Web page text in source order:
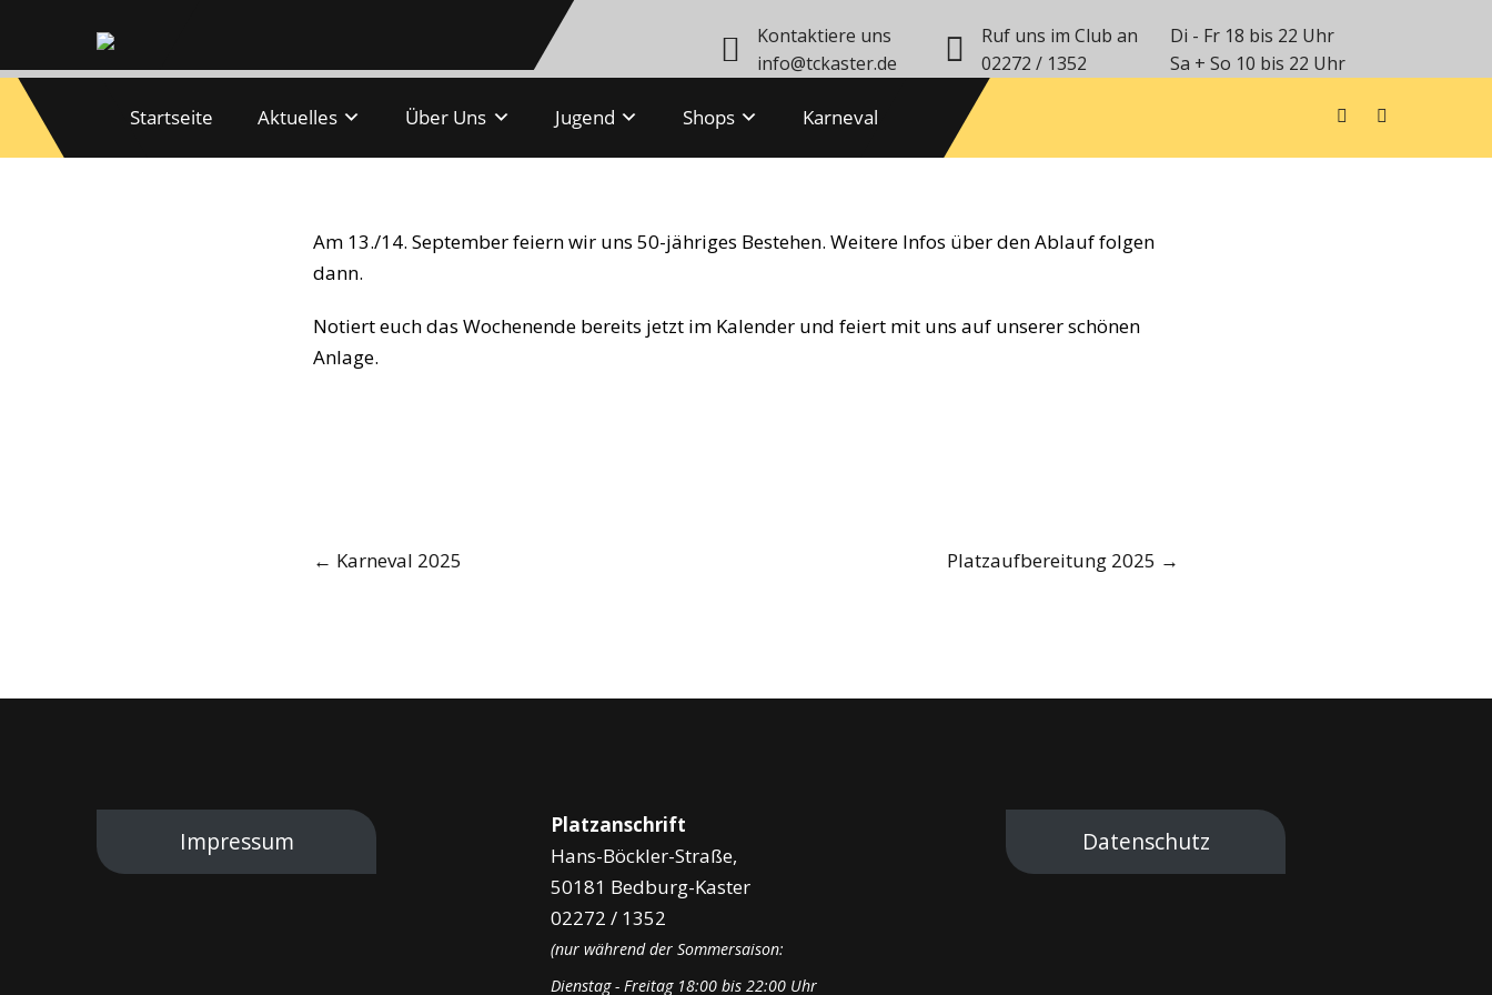
Kontaktiere uns
info@tckaster.de
Ruf uns im Club an
02272 / 1352
Di - Fr 18 bis 22 Uhr
Sa + So 10 bis 22 Uhr
Startseite Aktuelles Über Uns Jugend Shops Karneval
Am 13./14. September feiern wir uns 50-jähriges Bestehen. Weitere Infos über den Ablauf folgen
dann.
Notiert euch das Wochenende bereits jetzt im Kalender und feiert mit uns auf unserer schönen
Anlage.
Post
navigation
← Karneval 2025 Platzaufbereitung 2025 →
Impressum
Platzanschrift
Hans-Böckler-Straße,
50181 Bedburg-Kaster
02272 / 1352
(nur während der Sommersaison:
Dienstag - Freitag 18:00 bis 22:00 Uhr
Datenschutz